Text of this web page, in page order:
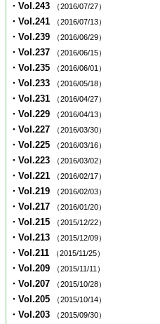
・Vol.243 （2016/07/27）
・Vol.241 （2016/07/13）
・Vol.239 （2016/06/29）
・Vol.237 （2016/06/15）
・Vol.235 （2016/06/01）
・Vol.233 （2016/05/18）
・Vol.231 （2016/04/27）
・Vol.229 （2016/04/13）
・Vol.227 （2016/03/30）
・Vol.225 （2016/03/16）
・Vol.223 （2016/03/02）
・Vol.221 （2016/02/17）
・Vol.219 （2016/02/03）
・Vol.217 （2016/01/20）
・Vol.215 （2015/12/22）
・Vol.213 （2015/12/09）
・Vol.211 （2015/11/25）
・Vol.209 （2015/11/11）
・Vol.207 （2015/10/28）
・Vol.205 （2015/10/14）
・Vol.203 （2015/09/30）